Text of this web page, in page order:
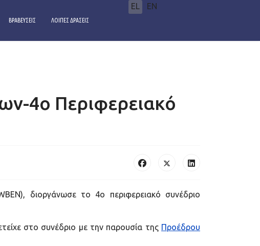
ΒΡΑΒΕΥΣΕΙΣ ΛΟΙΠΕΣ ΔΡΑΣΕΙΣ
Επιλέξτε τη γλώσσα σας
EL EN
4ο Περιφερειακό
διοργάνωσε το 4o περιφερειακό συνέδριο
στο συνέδριο με την παρουσία της Προέδρου